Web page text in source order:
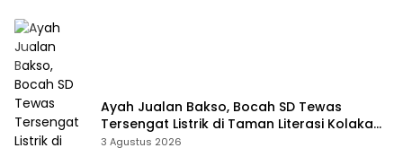
Ayah Jualan Bakso, Bocah SD Tewas
Tersengat Listrik di Taman Literasi Kolaka
Utara
3 Agustus 2026